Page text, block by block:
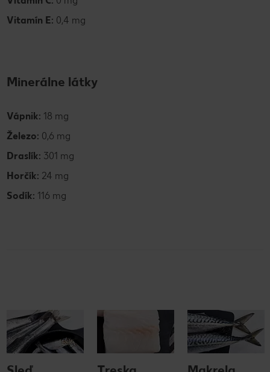
Vitamín E: 0,4 mg
Minerálne látky
Vápnik: 18 mg
Železo: 0,6 mg
Draslík: 301 mg
Horčík: 24 mg
Sodík: 116 mg